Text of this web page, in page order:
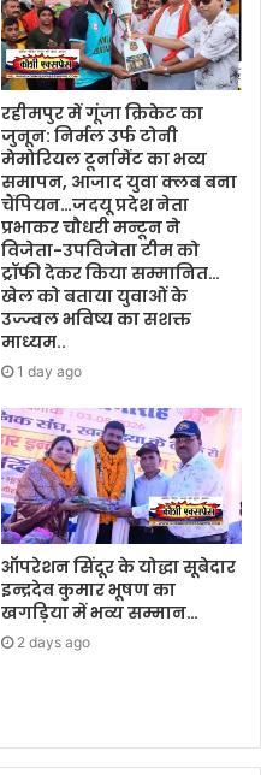
रहीमपुर में गूंजा क्रिकेट का
जुनून: निर्मल उर्फ टोनी
मेमोरियल टूर्नामेंट का भव्य
समापन, आजाद युवा क्लब बना
चैंपियन…जदयू प्रदेश नेता
प्रभाकर चौधरी मन्टून ने
विजेता-उपविजेता टीम को
ट्रॉफी देकर किया सम्मानित…
खेल को बताया युवाओं के
उज्ज्वल भविष्य का सशक्त
माध्यम..
1 day ago
ऑपरेशन सिंदूर के योद्धा सूबेदार
इन्द्रदेव कुमार भूषण का
खगड़िया में भव्य सम्मान…
2 days ago